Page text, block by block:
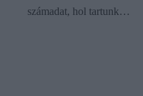
számadat, hol tartunk…